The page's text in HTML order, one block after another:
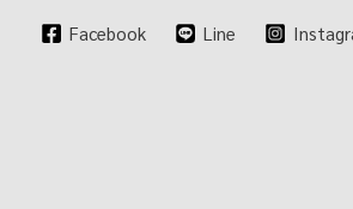
Facebook Line